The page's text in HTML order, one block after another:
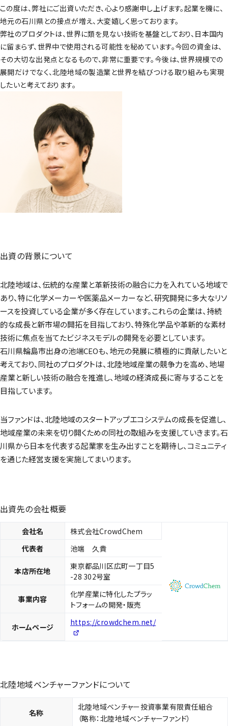
この度は、弊社にご出資いただき、心より感謝申し上げます。起業を機に、
地元の石川県との接点が増え、大変嬉しく思っております。
弊社のプロダクトは、世界に類を見ない技術を基盤としており、日本国内
に留まらず、世界中で使用される可能性を秘めています。今回の資金は、
その大切な出発点となるもので、非常に重要です。今後は、世界規模での
展開だけでなく、北陸地域の製造業と世界を結びつける取り組みも実現
したいと考えております。
出資の背景について
北陸地域は、伝統的な産業と革新技術の融合に力を入れている地域で
あり、特に化学メーカーや医薬品メーカーなど、研究開発に多大なリソ
ースを投資している企業が多く存在しています。これらの企業は、持続
的な成長と新市場の開拓を目指しており、特殊化学品や革新的な素材
技術に焦点を当てたビジネスモデルの開発を必要としています。
石川県輪島市出身の池端CEOも、地元の発展に積極的に貢献したいと
考えており、同社のプロダクトは、北陸地域産業の競争力を高め、地場
産業と新しい技術の融合を推進し、地域の経済成長に寄与することを
目指しています。
当ファンドは、北陸地域のスタートアップエコシステムの成長を促進し、
地域産業の未来を切り開くための同社の取組みを支援していきます。石
川県から日本を代表する起業家を生み出すことを期待し、コミュニティ
を通じた経営支援を実施してまいります。
出資先の会社概要
会社名
株式会社CrowdChem
代表者
池端 久貴
本店所在地
東京都品川区広町一丁目5
-28 302号室
事業内容
化学産業に特化したプラッ
トフォームの開発・販売
ホームページ https://crowdchem.net/
北陸地域ベンチャーファンドについて
名称
北陸地域ベンチャー投資事業有限責任組合
（略称：北陸地域ベンチャーファンド）